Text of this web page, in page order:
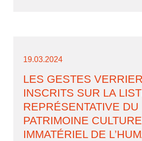
19.03.2024
LES GESTES
INSCRITS SUR LA
REPRÉSENTATIVE DU
PATRIMOINE
IMMATÉRIEL DE